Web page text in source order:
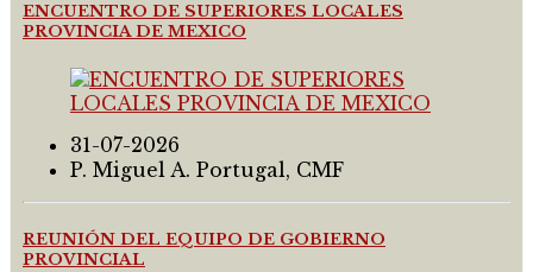
ENCUENTRO DE SUPERIORES LOCALES
PROVINCIA DE MEXICO
31-07-2026
P. Miguel A. Portugal, CMF
REUNIÓN DEL EQUIPO DE GOBIERNO
PROVINCIAL